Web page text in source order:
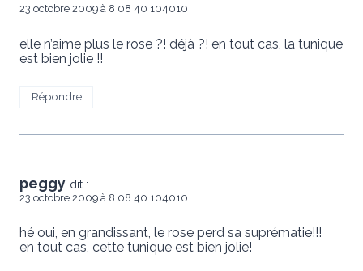
23 octobre 2009 à 8 08 40 104010
elle n’aime plus le rose ?! déjà ?! en tout cas, la tunique
est bien jolie !!
Répondre
peggy dit :
23 octobre 2009 à 8 08 40 104010
hé oui, en grandissant, le rose perd sa suprématie!!!
en tout cas, cette tunique est bien jolie!